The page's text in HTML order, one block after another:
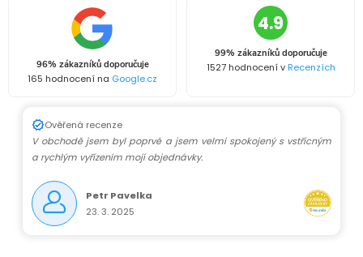
96% zákazníků doporučuje
165 hodnocení na Google.cz
4.9
99% zákazníků doporučuje
1527 hodnocení vRecenzích
Ověřená recenze
V obchodě jsem byl poprvé a jsem velmi spokojený s vstřícným
a rychlým vyřízením mojí objednávky.
Petr Pavelka
23. 3. 2025